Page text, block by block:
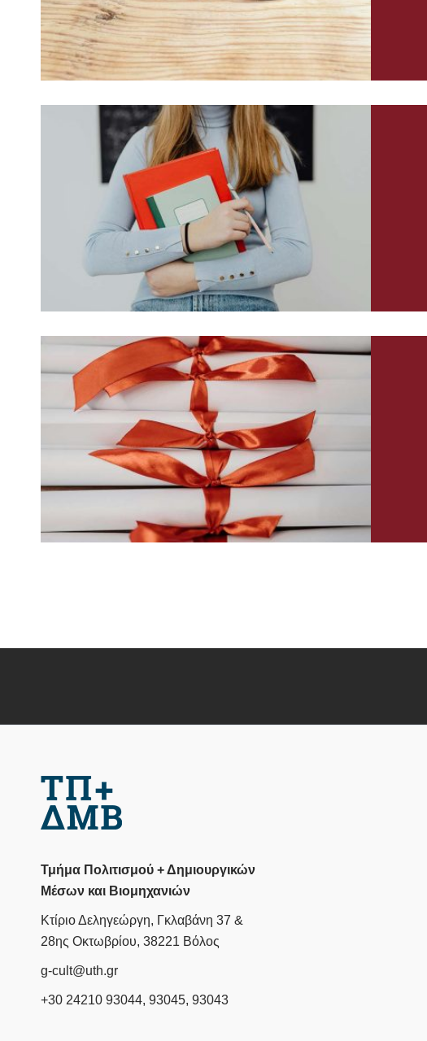
Τμήμα Πολιτισμού + Δημιουργικών
Μέσων και Βιομηχανιών
Κτίριο Δεληγεώργη, Γκλαβάνη 37 &
28ης Οκτωβρίου, 38221 Βόλος
g-cult@uth.gr
+30 24210 93044, 93045, 93043